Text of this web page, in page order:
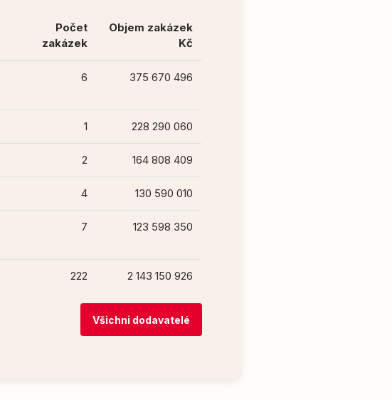
Počet
zakázek
Objem zakázek
Kč
6 375 670 496
1 228 290 060
2 164 808 409
4 130 590 010
7 123 598 350
222 2 143 150 926
Všichni dodavatelé